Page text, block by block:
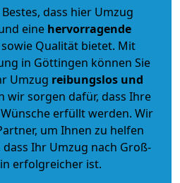
dass hier Umzug
eine hervorragende
sowie Qualität bietet. Mit
in Göttingen können Sie
Umzug reibungslos und
wir sorgen dafür, dass Ihre
erfüllt werden. Wir
um Ihnen zu helfen
Ihr Umzug nach Groß-
erfolgreicher ist.